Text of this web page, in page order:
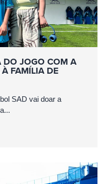
DO JOGO COM A
FAMÍLIA DE
SAD vai doar a